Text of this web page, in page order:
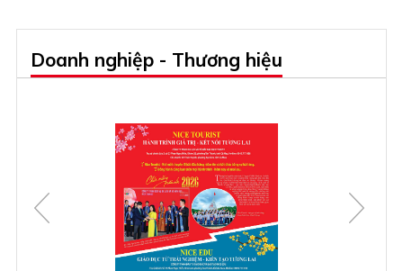
Doanh nghiệp - Thương hiệu